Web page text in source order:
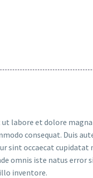
labore et dolore magna
consequat. Duis
sint occaecat cupidatat
omnis iste natus error
inventore.